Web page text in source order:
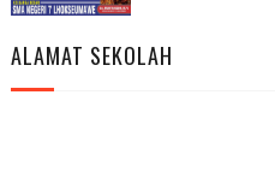
ALAMAT SEKOLAH